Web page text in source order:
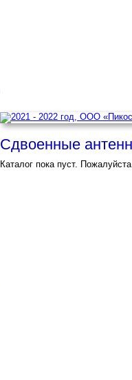
Сдвоенные
Каталог пока пуст.